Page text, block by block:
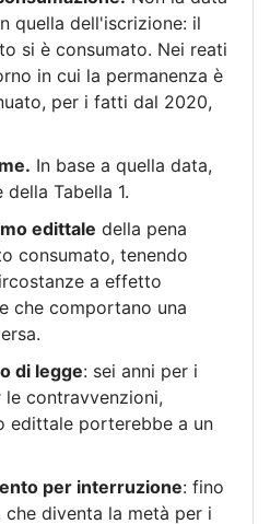
quella dell'iscrizione: il
si è consumato. Nei reati
in cui la permanenza è
per i fatti dal 2020,
In base a quella data,
Tabella 1.
edittale della pena
consumato, tenendo
a effetto
che comportano una
di legge: sei anni per i
contravvenzioni,
edittale porterebbe a un
per interruzione: fino
diventa la metà per i